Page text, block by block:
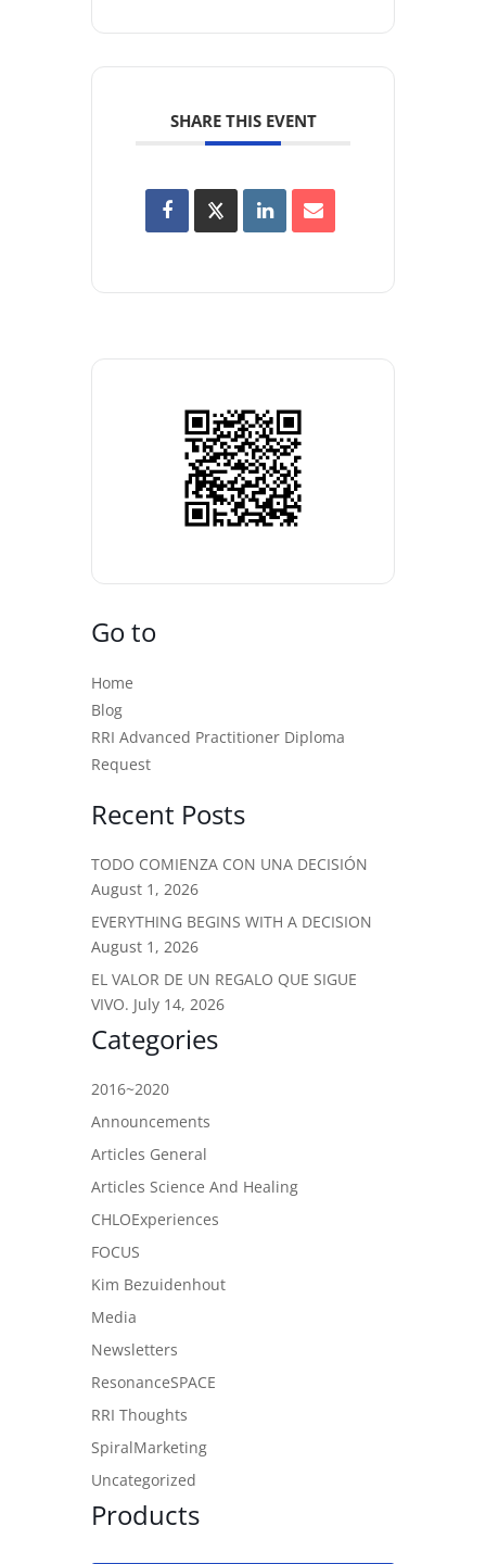
SHARE THIS EVENT
Go to
Home
Blog
RRI Advanced Practitioner Diploma
Request
Recent Posts
TODO COMIENZA CON UNA DECISIÓN
August 1, 2026
EVERYTHING BEGINS WITH A DECISION
August 1, 2026
EL VALOR DE UN REGALO QUE SIGUE
VIVO. July 14, 2026
Categories
2016~2020
Announcements
Articles General
Articles Science And Healing
CHLOExperiences
FOCUS
Kim Bezuidenhout
Media
Newsletters
ResonanceSPACE
RRI Thoughts
SpiralMarketing
Uncategorized
Products